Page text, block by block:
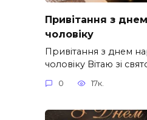
Привітання з
чоловіку
Привітання з днем
чоловіку Вітаю зі
0 17к.